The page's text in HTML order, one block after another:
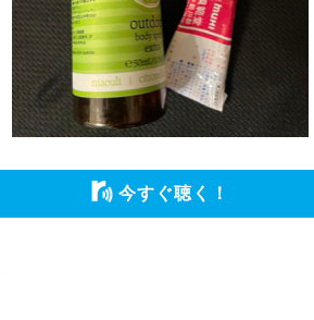
今すぐ聴く！